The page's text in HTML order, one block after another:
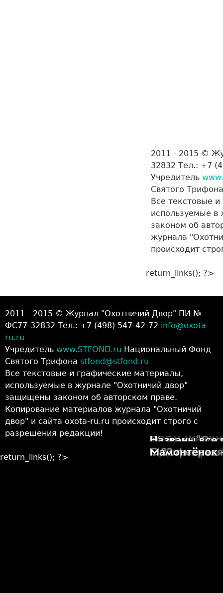
2011 - 2015 ©
32832 Тел.: +7
Учредитель
Святого
Все текстовые
используемые
законом об
журнала
происходит
return_links(); ?>
2011 - 2015 © Журнал "Охотничий Двор" ПИ №
ФС77-32832 Тел.: +7 (498) 547-42-72 info@oxota-
ru.ru
Учредитель www.STFOND.ru Национальный Фонд
Святого Трифона stfond@stfond.ru
Все текстовые и графические материалы,
используемые в журнале "Охотничий двор"
защищены законом об авторском праве.
Копирование материалов журнала "Охотничий
двор" и сайта oxota-ru.ru происходит строго с
разрешения редакции!
return_links(); ?>